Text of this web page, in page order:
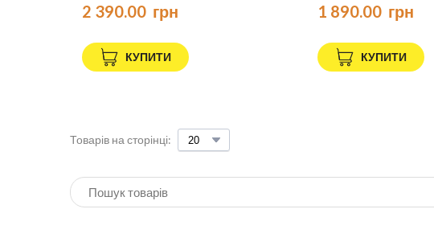
2 390.00  грн
КУПИТИ
1 890.00  грн
КУПИТИ
Товарів на сторінці: